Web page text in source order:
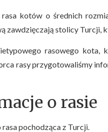
kotów o średnich
zawdzięczają stolicy Turcji,
rasowego kota,
rasy przygotowaliśmy
o rasie
pochodząca z Turcji.